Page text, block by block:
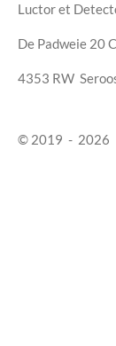
Luctor et
De Padweie 20 C
4353 RW
© 2019 - 2026